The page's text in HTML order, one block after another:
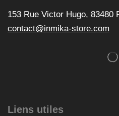
153 Rue Victor Hugo, 83480
contact@inmika-store.com
Liens utiles